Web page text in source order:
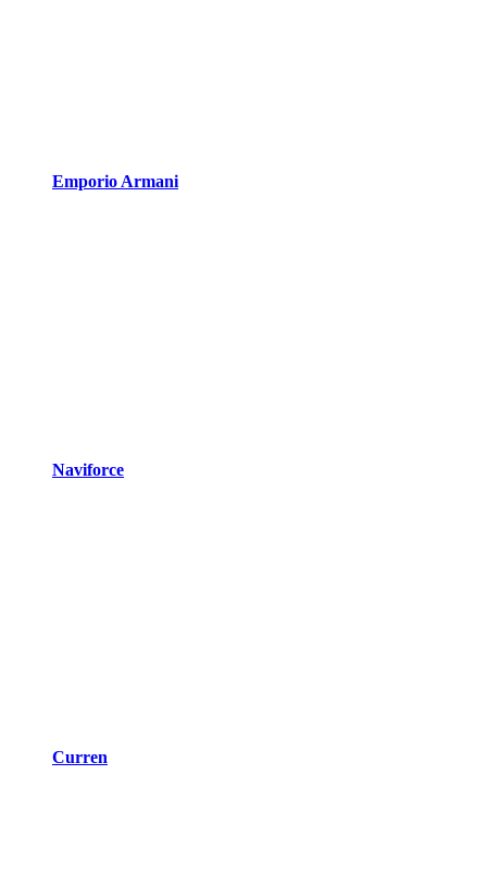
Emporio Armani
Naviforce
Curren